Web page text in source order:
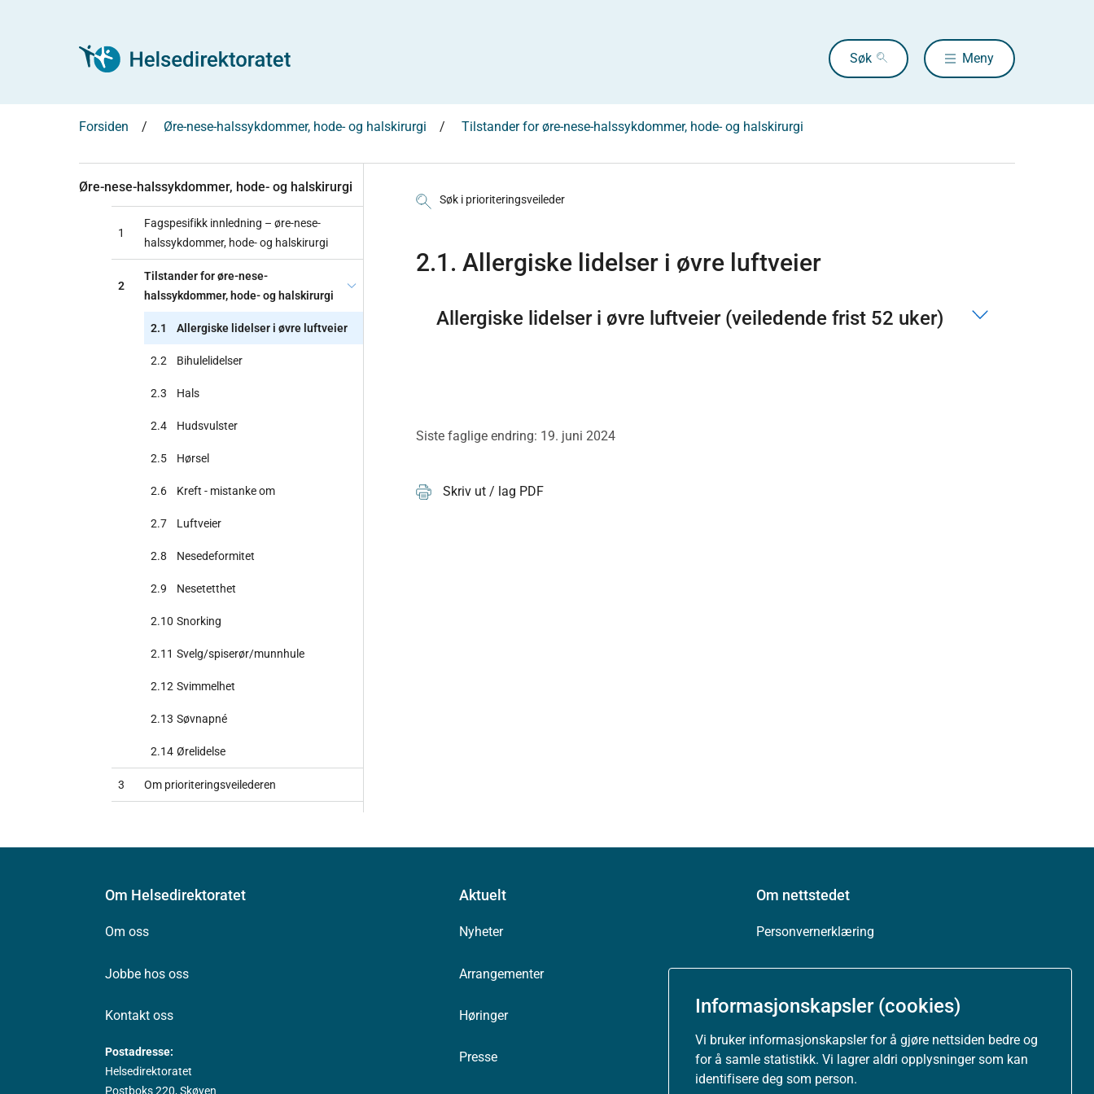
Informasjonskapsler (cookies)
Vi bruker informasjonskapsler for å gjøre nettsiden bedre og
for å samle statistikk. Vi lagrer aldri opplysninger som kan
identifisere deg som person.
Søk Meny
Forsiden Øre-nese-halssykdommer, hode- og halskirurgi Tilstander for øre-nese-halssykdommer, hode- og halskirurgi
Øre-nese-halssykdommer, hode- og halskirurgi
1
Fagspesifikk innledning – øre-nese-
halssykdommer, hode- og halskirurgi
2
Tilstander for øre-nese-
halssykdommer, hode- og halskirurgi
2.1 Allergiske lidelser i øvre luftveier
2.2 Bihulelidelser
2.3 Hals
2.4 Hudsvulster
2.5 Hørsel
2.6 Kreft - mistanke om
2.7 Luftveier
2.8 Nesedeformitet
2.9 Nesetetthet
2.10 Snorking
2.11 Svelg/spiserør/munnhule
2.12 Svimmelhet
2.13 Søvnapné
2.14 Ørelidelse
3 Om prioriteringsveilederen
Søk i prioriteringsveileder
2.1. Allergiske lidelser i øvre luftveier
Allergiske lidelser i øvre luftveier (veiledende frist 52 uker)
Siste faglige endring: 19. juni 2024
Skriv ut / lag PDF
Om Helsedirektoratet
Om oss
Jobbe hos oss
Kontakt oss
Postadresse:
Helsedirektoratet
Postboks 220, Skøyen
Aktuelt
Nyheter
Arrangementer
Høringer
Presse
Om nettstedet
Personvernerklæring
Tilgjengelighetserklæring (uustatus.no)
Besøksstatistikk og informasjonskapsler
Nyhetsvarsel og abonnement